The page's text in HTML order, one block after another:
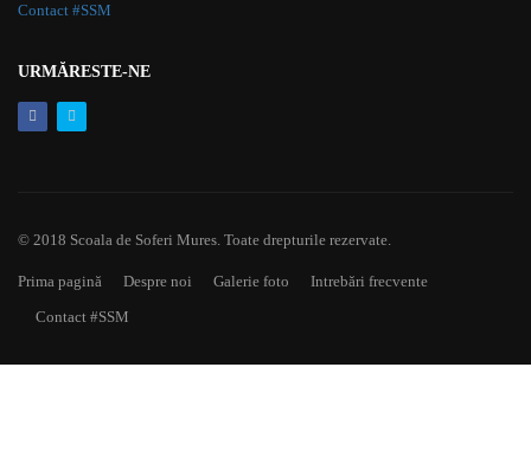
Contact #SSM
URMĂRESTE-NE
© 2018 Scoala de Soferi Mures. Toate drepturile rezervate.
Prima pagină Despre noi Galerie foto
Intrebări frecvente
Contact #SSM